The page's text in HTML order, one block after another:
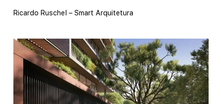
Ricardo Ruschel – Smart Arquitetura